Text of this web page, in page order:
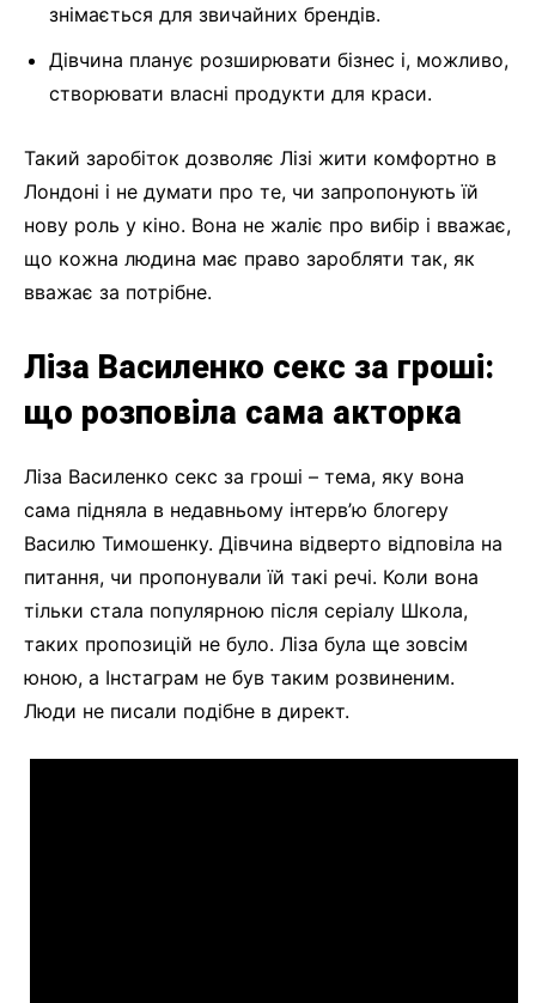
знімається для звичайних брендів.
Дівчина планує розширювати бізнес і, можливо,
створювати власні продукти для краси.
Такий заробіток дозволяє Лізі жити комфортно в
Лондоні і не думати про те, чи запропонують їй
нову роль у кіно. Вона не жаліє про вибір і вважає,
що кожна людина має право заробляти так, як
вважає за потрібне.
Ліза Василенко секс за гроші:
що розповіла сама акторка
Ліза Василенко секс за гроші – тема, яку вона
сама підняла в недавньому інтерв’ю блогеру
Василю Тимошенку. Дівчина відверто відповіла на
питання, чи пропонували їй такі речі. Коли вона
тільки стала популярною після серіалу Школа,
таких пропозицій не було. Ліза була ще зовсім
юною, а Інстаграм не був таким розвиненим.
Люди не писали подібне в директ.